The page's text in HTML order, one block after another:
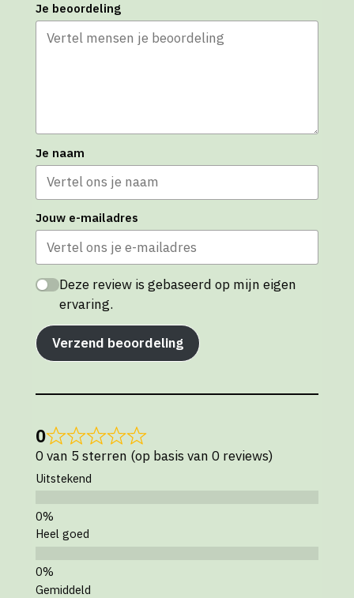
Je beoordeling
Je naam
Jouw e-mailadres
Deze review is gebaseerd op mijn eigen
ervaring.
Verzend beoordeling
0
0 van 5 sterren (op basis van 0 reviews)
Uitstekend
Heel goed
Gemiddeld